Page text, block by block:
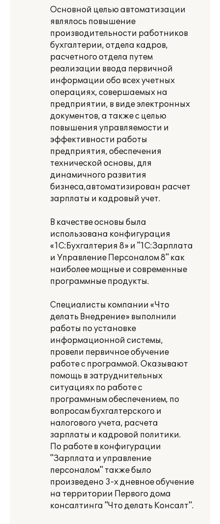
Основной целью автоматизации
являлось повышение
производительности работников
бухгалтерии, отдела кадров,
расчетного отдела путем
реализации ввода первичной
информации обо всех учетных
операциях, совершаемых на
предприятии, в виде электронных
документов, а также с целью
повышения управляемости и
эффективности работы
предприятия, обеспечения
технической основы, для
динамичного развития
бизнеса,автоматизирован расчет
зарплаты и кадровый учет.
В качестве основы была
использована конфигурация
«1С:Бухгалтерия 8» и "1С:Зарплата
и Управление Персоналом 8" как
наиболее мощные и современные
программные продукты.
Специалисты компании «Что
делать Внедрение» выполнили
работы по установке
информационной системы,
провели первичное обучение
работе с программой. Оказывают
помощь в затруднительных
ситуациях по работе с
программным обеспечением, по
вопросам бухгалтерского и
налогового учета, расчета
зарплаты и кадровой политики.
По работе в конфигурации
"Зарплата и управление
персоналом" также было
произведено 3-х дневное обучение
на территории Первого дома
консалтинга "Что делать Консалт".